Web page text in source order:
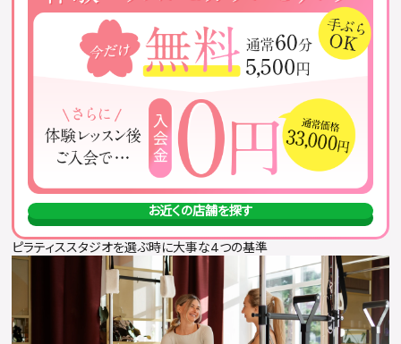
お近くの店舗を探す
ピラティススタジオを選ぶ時に大事な4つの基準